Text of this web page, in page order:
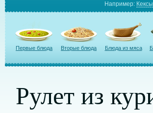
Например:
Первые блюда Вторые блюда Блюда из мяса
Рулет из